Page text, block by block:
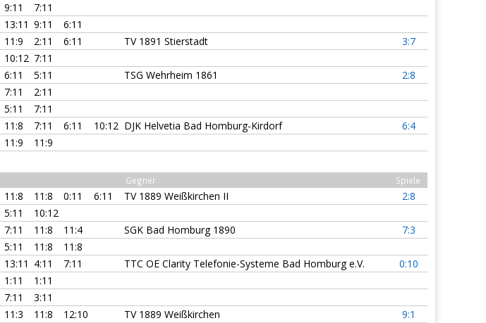
9:11
7:11
13:11 9:11
6:11
11:9 2:11 6:11 TV 1891 Stierstadt
3:7
10:12 7:11
6:11 5:11 TSG Wehrheim 1861
2:8
7:11
2:11
5:11
7:11
11:8 7:11 6:11 10:12 DJK Helvetia Bad Homburg-Kirdorf
6:4
11:9
11:9
Gegner Spiele
11:8 11:8 0:11 6:11 TV 1889 Weißkirchen II
2:8
5:11
10:12
7:11 11:8 11:4 SGK Bad Homburg 1890
7:3
5:11 11:8
11:8
13:11 4:11 7:11 TTC OE Clarity Telefonie-Systeme Bad Homburg e.V.
0:10
1:11
1:11
7:11
3:11
11:3 11:8 12:10 TV 1889 Weißkirchen
9:1